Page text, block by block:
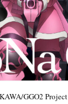
GGO2 Project